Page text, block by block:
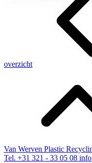
overzicht
Van Werven Plastic
Tel. +31 321 - 33 05 08